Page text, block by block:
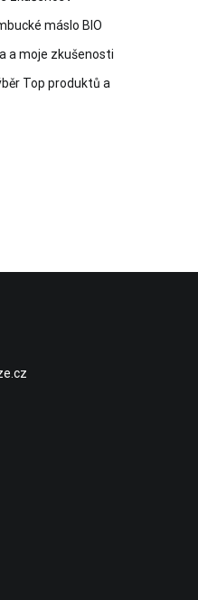
máslo BIO
a moje zkušenosti
Top produktů a